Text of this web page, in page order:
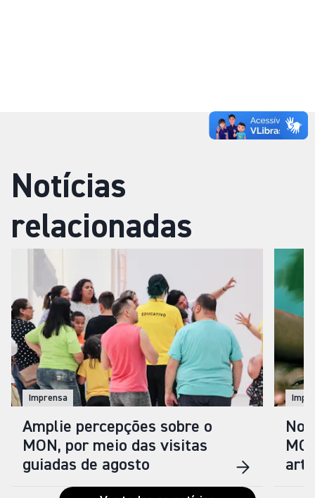
Notícias
relacionadas
Imprensa
Amplie percepções sobre o
MON, por meio das visitas
guiadas de agosto